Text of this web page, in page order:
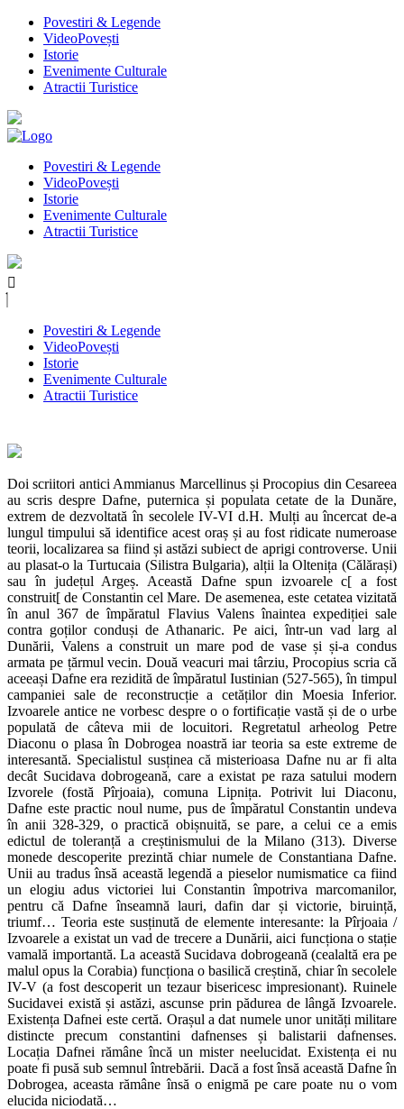
Povestiri & Legende
VideoPovești
Istorie
Evenimente Culturale
Atractii Turistice
Povestiri & Legende
VideoPovești
Istorie
Evenimente Culturale
Atractii Turistice
Povestiri & Legende
VideoPovești
Istorie
Evenimente Culturale
Atractii Turistice
Doi scriitori antici Ammianus Marcellinus și Procopius din Cesareea
au scris despre Dafne, puternica și populata cetate de la Dunăre,
extrem de dezvoltată în secolele IV-VI d.H. Mulți au încercat de-a
lungul timpului să identifice acest oraș și au fost ridicate numeroase
teorii, localizarea sa fiind și astăzi subiect de aprigi controverse. Unii
au plasat-o la Turtucaia (Silistra Bulgaria), alții la Oltenița (Călărași)
sau în județul Argeș. Această Dafne spun izvoarele c[ a fost
construit[ de Constantin cel Mare. De asemenea, este cetatea vizitată
în anul 367 de împăratul Flavius Valens înaintea expediției sale
contra goților conduși de Athanaric. Pe aici, într-un vad larg al
Dunării, Valens a construit un mare pod de vase și și-a condus
armata pe țărmul vecin. Două veacuri mai târziu, Procopius scria că
aceeași Dafne era rezidită de împăratul Iustinian (527-565), în timpul
campaniei sale de reconstrucție a cetăților din Moesia Inferior.
Izvoarele antice ne vorbesc despre o o fortificație vastă și de o urbe
populată de câteva mii de locuitori. Regretatul arheolog Petre
Diaconu o plasa în Dobrogea noastră iar teoria sa este extreme de
interesantă. Specialistul susținea că misterioasa Dafne nu ar fi alta
decât Sucidava dobrogeană, care a existat pe raza satului modern
Izvorele (fostă Pîrjoaia), comuna Lipnița. Potrivit lui Diaconu,
Dafne este practic noul nume, pus de împăratul Constantin undeva
în anii 328-329, o practică obișnuită, se pare, a celui ce a emis
edictul de toleranță a creștinismului de la Milano (313). Diverse
monede descoperite prezintă chiar numele de Constantiana Dafne.
Unii au tradus însă această legendă a pieselor numismatice ca fiind
un elogiu adus victoriei lui Constantin împotriva marcomanilor,
pentru că Dafne înseamnă lauri, dafin dar și victorie, biruință,
triumf… Teoria este susținută de elemente interesante: la Pîrjoaia /
Izvoarele a existat un vad de trecere a Dunării, aici funcționa o stație
vamală importantă. La această Sucidava dobrogeană (cealaltă era pe
malul opus la Corabia) funcționa o basilică creștină, chiar în secolele
IV-V (a fost descoperit un tezaur bisericesc impresionant). Ruinele
Sucidavei există și astăzi, ascunse prin pădurea de lângă Izvoarele.
Existența Dafnei este certă. Orașul a dat numele unor unități militare
distincte precum constantini dafnenses și balistarii dafnenses.
Locația Dafnei rămâne încă un mister neelucidat. Existența ei nu
poate fi pusă sub semnul întrebării. Dacă a fost însă această Dafne în
Dobrogea, aceasta rămâne însă o enigmă pe care poate nu o vom
elucida niciodată…